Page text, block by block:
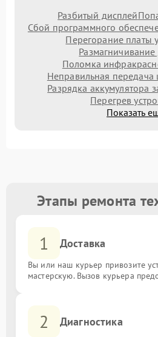
Разбитый дисплей
Сбой программного
Перегорание платы
Размагничивание
Поломка
Неправильная передача
Разрядка аккумулятора
Перегрев
Показать
Этапы ремонта
1 Доставка
Вы или наш курьер привозите
мастерскую. Вызов курьера
2 Диагностика